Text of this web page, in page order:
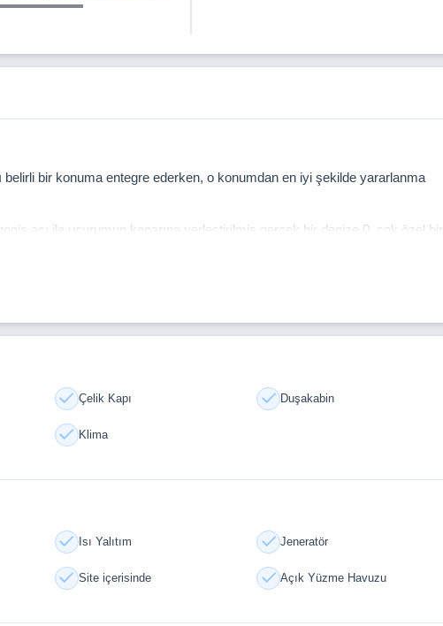
belirli bir konuma entegre ederken, o konumdan en iyi şekilde yararlanma
açı ile uçurumun kenarına yerleştirilmiş gerçek bir denize 0, çok özel bir
Çelik Kapı Duşakabin
Klima
Isı Yalıtım Jeneratör
Site içerisinde Açık Yüzme Havuzu